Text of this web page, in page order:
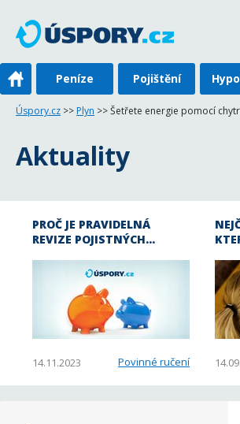
Peníze Pojištění
Úspory.cz >> Plyn >> Šetřete energie pomocí
Aktuality
PROČ JE PRAVIDELNÁ
REVIZE POJISTNÝCH…
14.11.2023 Povinné ručení